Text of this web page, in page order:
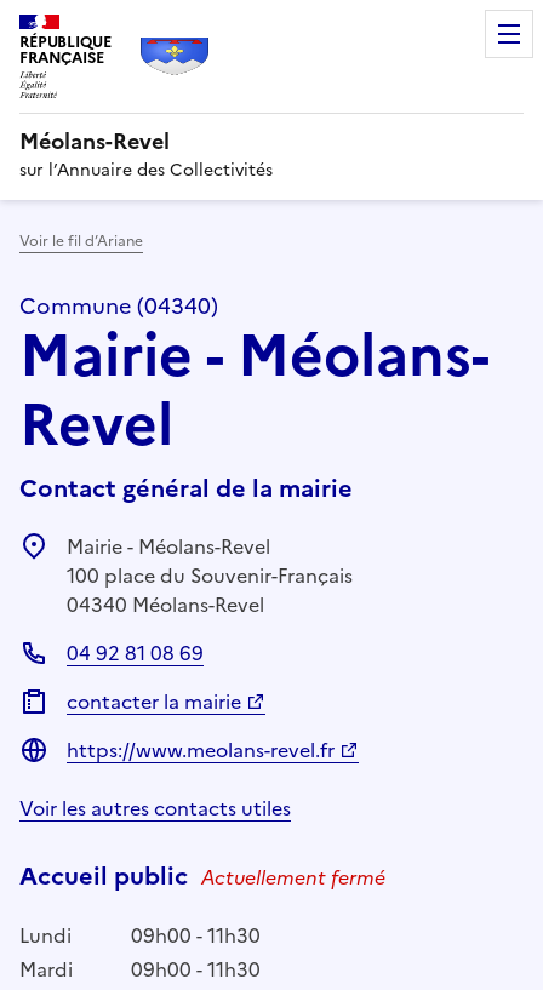
RÉPUBLIQUE
FRANÇAISE
Méolans-Revel
sur l’Annuaire des Collectivités
Voir le fil d’Ariane
Commune (04340)
Mairie - Méolans-
Revel
Contact général de la mairie
Mairie - Méolans-Revel
100 place du Souvenir-Français
04340 Méolans-Revel
04 92 81 08 69
contacter la mairie
https://www.meolans-revel.fr
Voir les autres contacts utiles
Accueil public Actuellement fermé
Lundi
09h00 - 11h30
Mardi
09h00 - 11h30